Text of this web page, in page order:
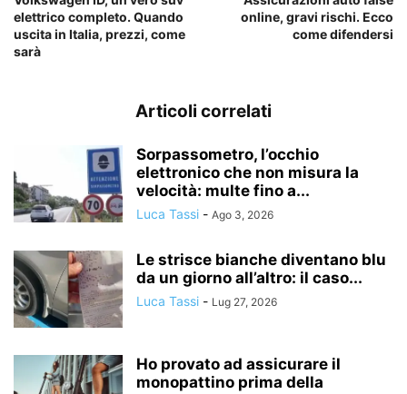
elettrico completo. Quando
uscita in Italia, prezzi, come
sarà
online, gravi rischi. Ecco
come difendersi
Articoli correlati
Sorpassometro, l’occhio
elettronico che non misura la
velocità: multe fino a...
Luca Tassi - Ago 3, 2026
Le strisce bianche diventano blu
da un giorno all’altro: il caso...
Luca Tassi - Lug 27, 2026
Ho provato ad assicurare il
monopattino prima della